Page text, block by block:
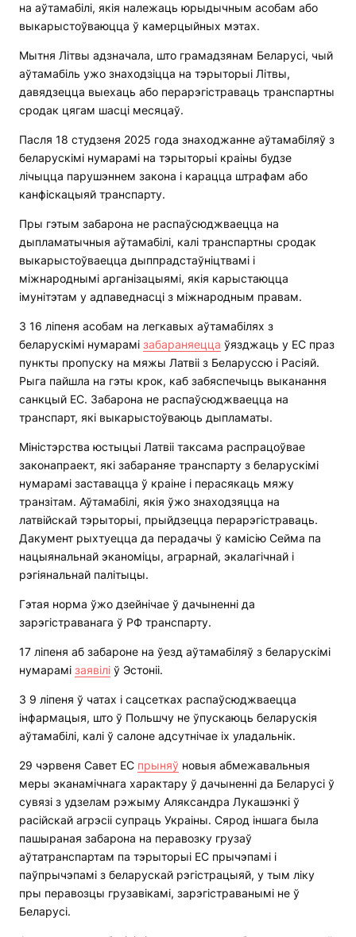
на аўтамабілі, якія належаць юрыдычным асобам або
выкарыстоўваюцца ў камерцыйных мэтах.
Мытня Літвы адзначала, што грамадзянам Беларусі, чый
аўтамабіль ужо знаходзіцца на тэрыторыі Літвы,
давядзецца выехаць або перарэгістраваць транспартны
сродак цягам шасці месяцаў.
Пасля 18 студзеня 2025 года знаходжанне аўтамабіляў з
беларускімі нумарамі на тэрыторыі краіны будзе
лічыцца парушэннем закона і карацца штрафам або
канфіскацыяй транспарту.
Пры гэтым забарона не распаўсюджваецца на
дыпламатычныя аўтамабілі, калі транспартны сродак
выкарыстоўваецца дыппрадстаўніцтвамі і
міжнароднымі арганізацыямі, якія карыстаюцца
імунітэтам у адпаведнасці з міжнародным правам.
З 16 ліпеня асобам на легкавых аўтамабілях з
беларускімі нумарамі забараняецца ўязджаць у ЕС праз
пункты пропуску на мяжы Латвіі з Беларуссю і Расіяй.
Рыга пайшла на гэты крок, каб забяспечыць выканання
санкцый ЕС. Забарона не распаўсюджваецца на
транспарт, які выкарыстоўваюць дыпламаты.
Міністэрства юстыцыі Латвіі таксама распрацоўвае
законапраект, які забараняе транспарту з беларускімі
нумарамі заставацца ў краіне і перасякаць мяжу
транзітам. Аўтамабілі, якія ўжо знаходзяцца на
латвійскай тэрыторыі, прыйдзецца перарэгістраваць.
Дакумент рыхтуецца да перадачы ў камісію Сейма па
нацыянальнай эканоміцы, аграрнай, экалагічнай і
рэгіянальнай палітыцы.
Гэтая норма ўжо дзейнічае ў дачыненні да
зарэгістраванага ў РФ транспарту.
17 ліпеня аб забароне на ўезд аўтамабіляў з беларускімі
нумарамі заявілі ў Эстоніі.
З 9 ліпеня ў чатах і сацсетках распаўсюджваецца
інфармацыя, што ў Польшчу не ўпускаюць беларускія
аўтамабілі, калі ў салоне адсутнічае іх уладальнік.
29 чэрвеня Савет ЕС прыняў новыя абмежавальныя
меры эканамічнага характару ў дачыненні да Беларусі ў
сувязі з удзелам рэжыму Аляксандра Лукашэнкі ў
расійскай агрэсіі супраць Украіны. Сярод іншага была
пашыраная забарона на перавозку грузаў
аўтатранспартам па тэрыторыі ЕС прычэпамі і
паўпрычэпамі з беларускай рэгістрацыяй, у тым ліку
пры перавозцы грузавікамі, зарэгістраванымі не ў
Беларусі.